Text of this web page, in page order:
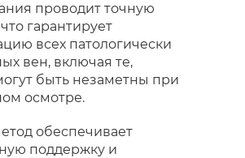
проводит точную
гарантирует
всех патологически
вен, включая те,
быть незаметны при
осмотре.
обеспечивает
поддержку и